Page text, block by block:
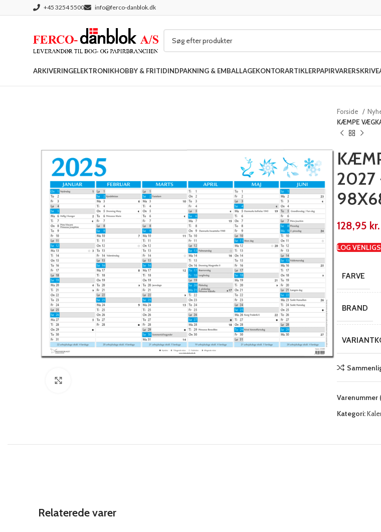
+45 3254 5500 info@ferco-danblok.dk
ARKIVERINGELEKTRONIKHOBBY & FRITIDINDPAKNING & EMBALLAGEKONTORARTIKLERPAPIRVARER
Forside
KÆMPE
2027
128,95 kr.
LOG
FARVE
BRAND
Varenummer
Kategori:
Relaterede varer